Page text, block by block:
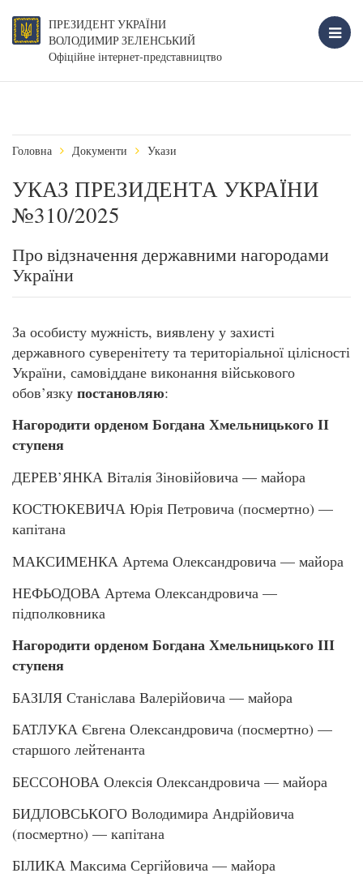
ПРЕЗИДЕНТ УКРАЇНИ
ВОЛОДИМИР ЗЕЛЕНСЬКИЙ
Офіційне інтернет-представництво
Головна Документи Укази
УКАЗ ПРЕЗИДЕНТА УКРАЇНИ
№310/2025
Про відзначення державними нагородами
України
За особисту мужність, виявлену у захисті
державного суверенітету та територіальної цілісності
України, самовіддане виконання військового
обов’язку постановляю:
Нагородити орденом Богдана Хмельницького ІІ
ступеня
ДЕРЕВ’ЯНКА Віталія Зіновійовича — майора
КОСТЮКЕВИЧА Юрія Петровича (посмертно) —
капітана
МАКСИМЕНКА Артема Олександровича — майора
НЕФЬОДОВА Артема Олександровича —
підполковника
Нагородити орденом Богдана Хмельницького ІІІ
ступеня
БАЗІЛЯ Станіслава Валерійовича — майора
БАТЛУКА Євгена Олександровича (посмертно) —
старшого лейтенанта
БЕССОНОВА Олексія Олександровича — майора
БИДЛОВСЬКОГО Володимира Андрійовича
(посмертно) — капітана
БІЛИКА Максима Сергійовича — майора